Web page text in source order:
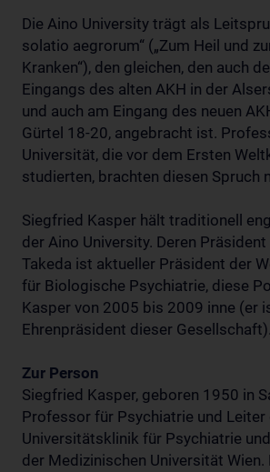
Die Aino University trägt als
solatio aegrorum“ („Zum Heil und
Kranken“), den gleichen, den auch
Eingangs des alten AKH in der
und auch am Eingang des neuen
Gürtel 18-20, angebracht ist.
Universität, die vor dem Ersten
studierten, brachten diesen Spruch
Siegfried Kasper hält traditionell
der Aino University. Deren
Takeda ist aktueller Präsident der
für Biologische Psychiatrie, diese
Kasper von 2005 bis 2009 inne (er
Ehrenpräsident dieser Gesellschaft).
Zur Person
Siegfried Kasper, geboren 1950 in
Professor für Psychiatrie und Leiter
Universitätsklinik für Psychiatrie
der Medizinischen Universität Wien.